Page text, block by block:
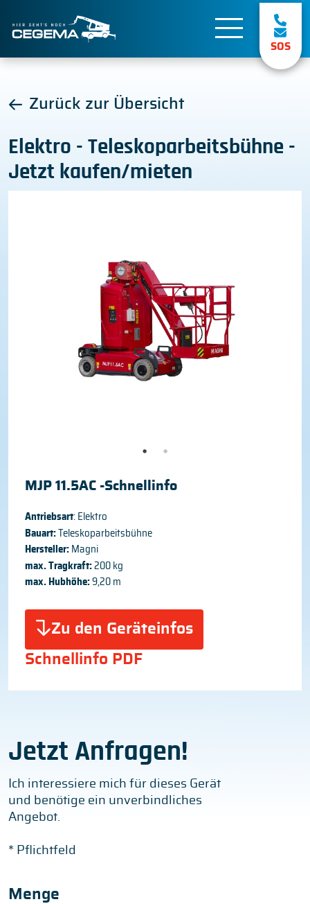
SOS
Zurück zur Übersicht
Elektro - Teleskoparbeitsbühne -
Jetzt kaufen/mieten
MJP 11.5AC -Schnellinfo
Antriebsart: Elektro
Bauart: Teleskoparbeitsbühne
Hersteller: Magni
max. Tragkraft:200 kg
max. Hubhöhe:9,20 m
Zu den Geräteinfos
Schnellinfo PDF
Jetzt Anfragen!
Ich interessiere mich für dieses Gerät
und benötige ein unverbindliches
Angebot.
* Pflichtfeld
Menge